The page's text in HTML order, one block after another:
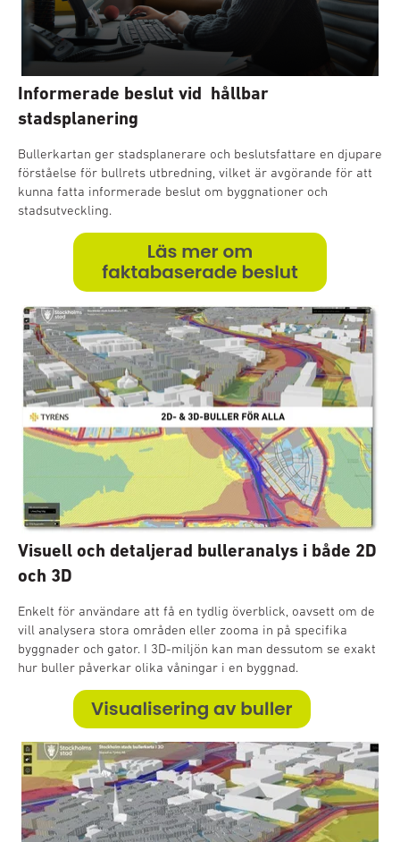
Informerade beslut vid hållbar
stadsplanering
Bullerkartan ger stadsplanerare och beslutsfattare en djupare
förståelse för bullrets utbredning, vilket är avgörande för att
kunna fatta informerade beslut om byggnationer och
stadsutveckling.
Visuell och detaljerad bulleranalys i både 2D
och 3D
Enkelt för användare att få en tydlig överblick, oavsett om de
vill analysera stora områden eller zooma in på specifika
byggnader och gator. I 3D-miljön kan man dessutom se exakt
hur buller påverkar olika våningar i en byggnad.